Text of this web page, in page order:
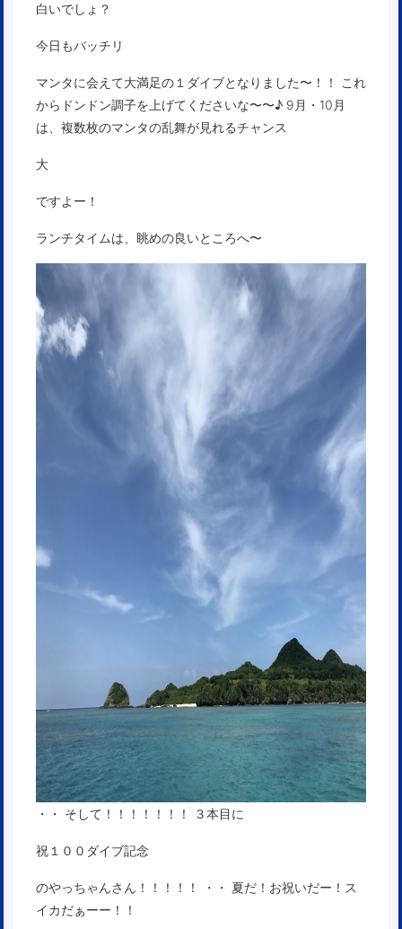
白いでしょ？
今日もバッチリ
マンタに会えて大満足の１ダイブとなりました〜！！ これ
からドンドン調子を上げてくださいな〜〜♪ 9月・10月
は、複数枚のマンタの乱舞が見れるチャンス
大
ですよー！
ランチタイムは、眺めの良いところへ〜
・・ そして！！！！！！！ ３本目に
祝１００ダイブ記念
のやっちゃんさん！！！！！ ・・ 夏だ！お祝いだー！ス
イカだぁーー！！